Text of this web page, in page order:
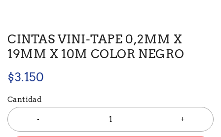
CINTAS VINI-TAPE 0,2MM X
19MM X 10M COLOR NEGRO
$3.150
Cantidad